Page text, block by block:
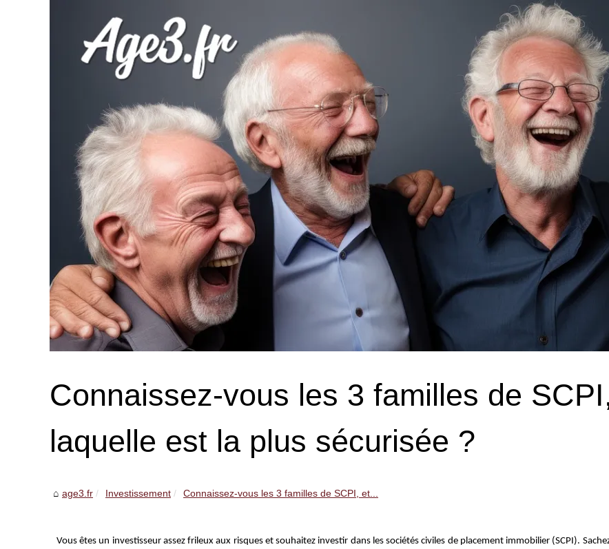
Connaissez-vous les 3 familles de
laquelle est la plus sécurisée ?
age3.fr Investissement Connaissez-vous les 3 familles de SCPI, et...
Vous êtes un investisseur assez frileux aux risques et souhaitez investir dans les sociétés civiles de placement immobilier (SCPI).